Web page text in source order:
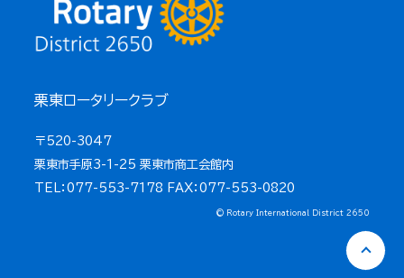
栗東ロータリークラブ
〒520-3047
栗東市手原3-1-25 栗東市商工会館内
TEL：077-553-7178 FAX：077-553-0820
© Rotary International District 2650